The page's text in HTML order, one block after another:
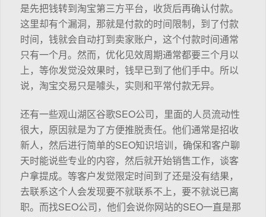
是先把钱转到淘宝第三方平台，收货后再确认付款。
这里却有个漏洞，那就是付款的时间限制，到了付款
时间，钱就会自动打到卖家账户，这个付款时间通常
只有一个月。然而，优化见效周期通常都要三个月以
上，等你发觉没效果时，钱早已到了他们手中。所以
说，淘宝交易只是噱头，实则和平常付款无异。
还有一些观山湖区谷歌SEO公司，里面的人员流动性
很大，原因就是为了方便推脱责任。他们通常是招收
新人，然后进行简单的SEO知识培训，确保和客户聊
天时能说些专业的内容，然后就开始销售工作，谈客
户拿提成。等客户发觉限定时间到了还是没有结果，
去联系这个人会发现要不就联系不上，要不就说已离
职。而找SEO公司，他们会说你网站的SEO一直是那